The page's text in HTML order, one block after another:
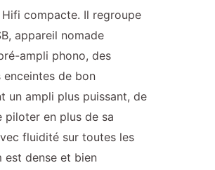
Hifi compacte. Il regroupe
appareil nomade
ampli phono, des
enceintes de bon
un ampli plus puissant, de
piloter en plus de sa
fluidité sur toutes les
est dense et bien